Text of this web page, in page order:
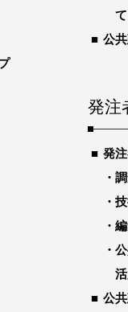
て
公
発注
発
公